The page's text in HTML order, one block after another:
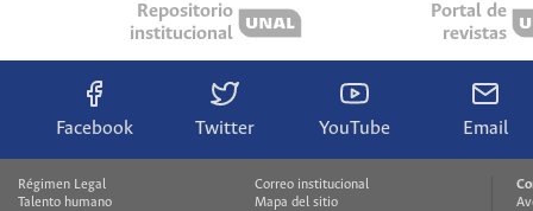
Repositorio
institucional
Portal de
revistas
Facebook Twitter YouTube Email
Régimen Legal
Talento humano
Correo institucional
Mapa del sitio